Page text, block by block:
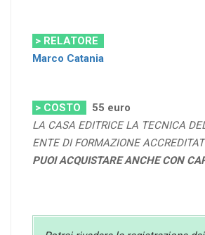
> RELATORE
Marco Catania
> COSTO
55 euro
LA CASA EDITRICE LA TECNICA
ENTE DI FORMAZIONE
PUOI ACQUISTARE ANCHE CON